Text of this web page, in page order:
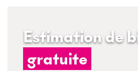
Estimation de
gratuite